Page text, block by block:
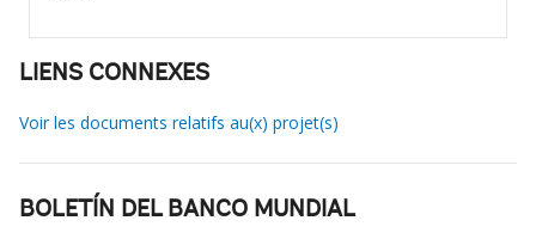
LIENS CONNEXES
Voir les documents relatifs au(x) projet(s)
BOLETÍN DEL BANCO MUNDIAL